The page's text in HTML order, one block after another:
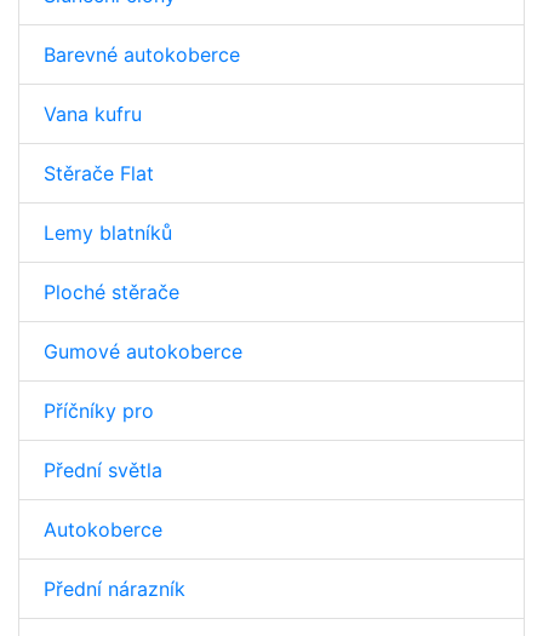
Barevné autokoberce
Vana kufru
Stěrače Flat
Lemy blatníků
Ploché stěrače
Gumové autokoberce
Příčníky pro
Přední světla
Autokoberce
Přední nárazník